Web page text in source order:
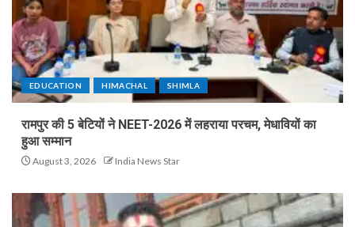
EDUCATION HIMACHAL SHIMLA
रामपुर की 5 बेटियों ने NEET-2026 में लहराया परचम, मेधावियों का
हुआ सम्मान
August 3, 2026 India News Star